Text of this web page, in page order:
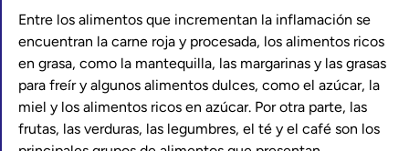
Entre los alimentos que incrementan la inflamación se
encuentran la carne roja y procesada, los alimentos ricos
en grasa, como la mantequilla, las margarinas y las grasas
para freír y algunos alimentos dulces, como el azúcar, la
miel y los alimentos ricos en azúcar. Por otra parte, las
frutas, las verduras, las legumbres, el té y el café son los